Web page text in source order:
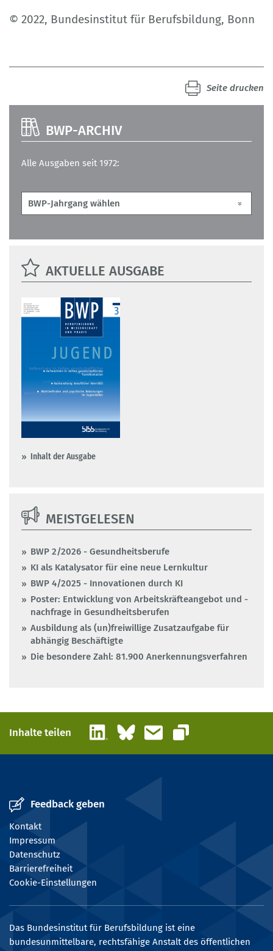
© 2022, Bundesinstitut für Berufsbildung, Bonn
Seite drucken
BWP-ARCHIV
Alle Ausgaben seit 1972:
AKTUELLE AUSGABE
Inhalt der Ausgabe
MEISTGELESEN
BWP 2/2026 - Gesundheitsberufe
KI als Katalysator für eine neue Lernkultur
BWP 4/2025 - Innovationen durch KI
Poster: Entwicklung von Arbeitskräfteangebot und -
nachfrage in Gesundheitsberufen
Ausbildung als (un)freiwillige Zusatzaufgabe für
abhängig Beschäftigte
Die besondere Zahl: 81.900 Anerkennungsverfahren
Inhalte teilen LinkedInBlueskyE-Mail
Link kopieren
Feedback geben
Kontakt
Impressum
Datenschutz
Barrierefreiheit
Cookie-Einstellungen
Das Bundesinstitut für Berufsbildung ist eine
bundesunmittelbare, rechtsfähige Anstalt des öffentlichen